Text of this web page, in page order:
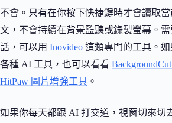
不會。只有在你按下快捷鍵時才會讀取
文，不會持續在背景監聽或錄製螢幕。
話，可以用 Inovideo 這類專門的工具。
各種 AI 工具，也可以看看
HitPaw 圖片增強工具 。
如果你每天都跟 AI 打交道，視窗切來切